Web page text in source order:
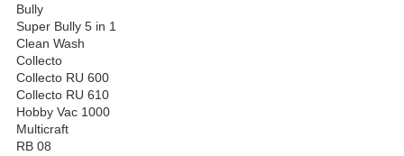
Bully
Super Bully 5 in 1
Clean Wash
Collecto
Collecto RU 600
Collecto RU 610
Hobby Vac 1000
Multicraft
RB 08